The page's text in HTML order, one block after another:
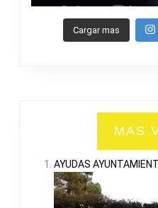
Cargar mas
MAS
AYUDAS